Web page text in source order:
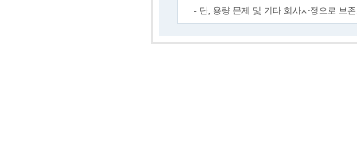
- 단, 용량 문제 및 기타 회사사정으로 보